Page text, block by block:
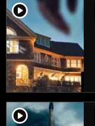
player2
player2